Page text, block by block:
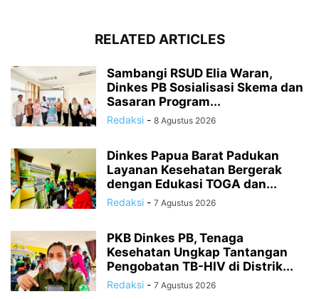
RELATED ARTICLES
Sambangi RSUD Elia Waran,
Dinkes PB Sosialisasi Skema dan
Sasaran Program...
Redaksi - 8 Agustus 2026
Dinkes Papua Barat Padukan
Layanan Kesehatan Bergerak
dengan Edukasi TOGA dan...
Redaksi - 7 Agustus 2026
PKB Dinkes PB, Tenaga
Kesehatan Ungkap Tantangan
Pengobatan TB-HIV di Distrik...
Redaksi - 7 Agustus 2026